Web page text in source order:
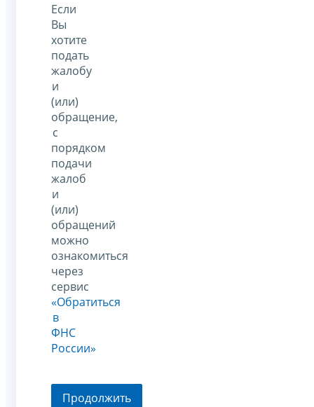
Если
Вы
хотите
подать
жалобу
и
(или)
обращение,
с
порядком
подачи
жалоб
и
(или)
обращений
можно
ознакомиться
через
сервис
«Обратиться
в
ФНС
России»
Продолжить